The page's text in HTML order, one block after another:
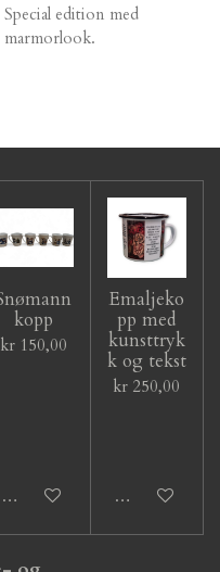
Special edition med
marmorlook.
kopp
kr 150,00
Legg til handlevogn
Emaljeko
pp med
kunsttryk
k og tekst
kr 250,00
Legg til